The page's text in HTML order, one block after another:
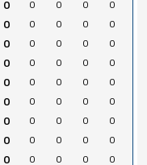
0 0 0 0
0
0 0 0 0
0
0 0 0 0
0
0 0 0 0
0
0 0 0 0
0
0 0 0 0
0
0 0 0 0
0
0 0 0 0
0
0 0 0 0 0